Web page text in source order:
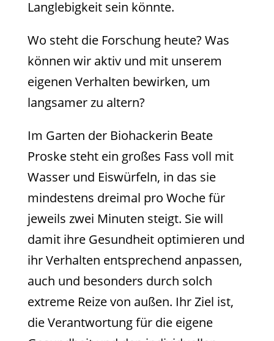
Langlebigkeit sein könnte.
Wo steht die Forschung heute? Was
können wir aktiv und mit unserem
eigenen Verhalten bewirken, um
langsamer zu altern?
Im Garten der Biohackerin Beate
Proske steht ein großes Fass voll mit
Wasser und Eiswürfeln, in das sie
mindestens dreimal pro Woche für
jeweils zwei Minuten steigt. Sie will
damit ihre Gesundheit optimieren und
ihr Verhalten entsprechend anpassen,
auch und besonders durch solch
extreme Reize von außen. Ihr Ziel ist,
die Verantwortung für die eigene